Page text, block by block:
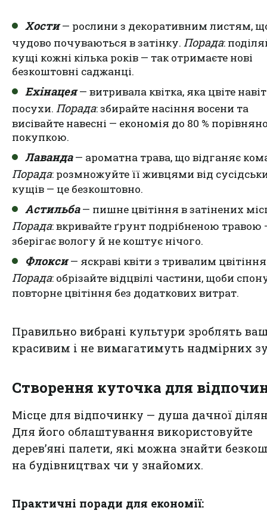
Хости— рослини з декоративним листям,
чудово почуваються в затінку. Порада:
кущі кожні кілька років — так отримаєте нові
безкоштовні саджанці.
Ехінацея— витривала квітка, яка цвіте
посухи. Порада: збирайте насіння восени та
висівайте навесні — економія до 80 %
покупкою.
Лаванда— ароматна трава, що відганяє
Порада: розмножуйте її живцями від
кущів — це безкоштовно.
Астильба— пишне цвітіння в затінених
Порада: вкривайте ґрунт подрібненою травою
зберігає вологу й не коштує нічого.
Флокси— яскраві квіти з тривалим
Порада: обрізайте відцвілі частини, щоби
повторне цвітіння без додаткових витрат.
Правильно вибрані культури зроблять
красивим і не вимагатимуть надмірних
Створення куточка для
Місце для відпочинку — душа дачної
Для його облаштування використовуйте
дерев’яні палети, які можна знайти
на будівництвах чи у знайомих.
Практичні поради для економії: